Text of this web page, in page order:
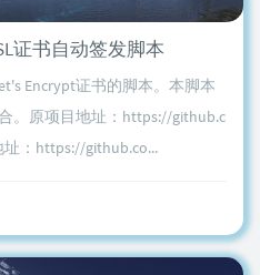
证书自动签发脚本
Encrypt证书的脚本。本脚本
。原项目地址：https://github.c
：https://github.co...